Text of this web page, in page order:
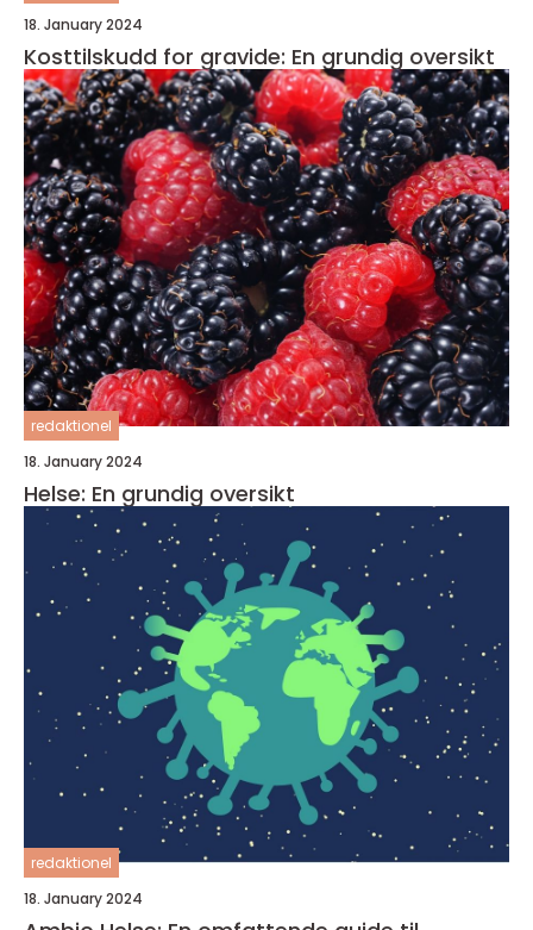
18. January 2024
Kosttilskudd for gravide: En grundig oversikt
redaktionel
18. January 2024
Helse: En grundig oversikt
redaktionel
18. January 2024